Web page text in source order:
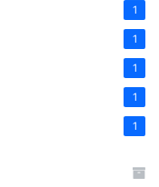
1
1
1
1
1